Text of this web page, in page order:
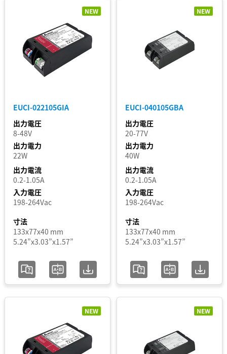
PREMIUM
EUCO
ARENA
SPORT
ARENA
SPORT
LITE
USC4
PRO
USCI
USCI
LITE
USCI
PRO
USCO
PRO
力
出
力
電
圧
力
電
流
入
NEW
EUCI-022105GIA
出力電圧
8-48V
出力電力
22W
出力電流
0.2-1.05A
入力電圧
198-264Vac
寸法
133x77x40 mm
5.24”x3.03”x1.57”
NEW
EUCI-040105GBA
出力電圧
20-77V
出力電力
40W
出力電流
0.2-1.05A
入力電圧
198-264Vac
寸法
133x77x40 mm
5.24”x3.03”x1.57”
NEW NEW